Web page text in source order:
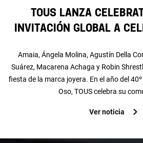
TOUS lanza
invitación global a
Amaia, Ángela Molina, Agustín Della
Suárez, Macarena Achaga y Robin
fiesta de la marca joyera. En el año del
Oso, TOUS celebra su
Ver noticia